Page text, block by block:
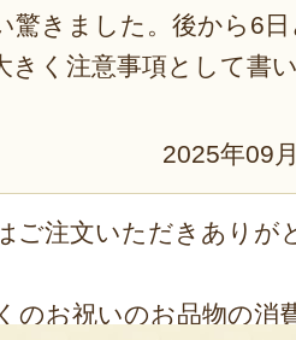
驚きました。後から6
きく注意事項として書
2025年09
ご注文いただきありが
のお祝いのお品物の消